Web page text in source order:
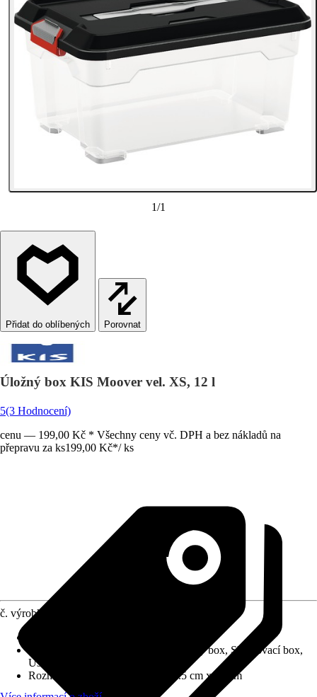
1/1
Porovnat
Úložný box KIS Moover vel. XS, 12 l
5(3 Hodnocení)
cenu — 199,00 Kč * Všechny ceny vč. DPH a bez nákladů na
přepravu za ks199,00 Kč*/ ks
č. výrobku
Univerzální bedna, Plastový box, Skladovací box,
Úschovný box
Rozměry (ŠxVxH)
26.5 cm x 18.5 cm x 38 cm